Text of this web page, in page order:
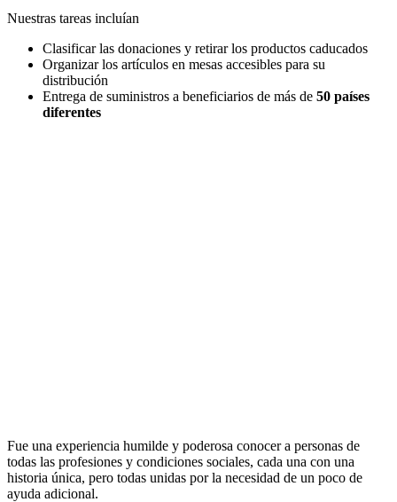
Nuestras tareas incluían
Clasificar las donaciones y retirar los productos caducados
Organizar los artículos en mesas accesibles para su
distribución
Entrega de suministros a beneficiarios de más de 50 países
diferentes
Fue una experiencia humilde y poderosa conocer a personas de
todas las profesiones y condiciones sociales, cada una con una
historia única, pero todas unidas por la necesidad de un poco de
ayuda adicional.